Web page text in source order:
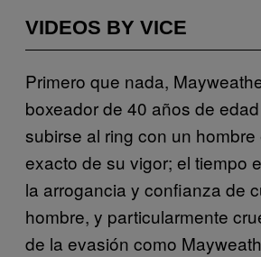
VIDEOS BY VICE
Primero que nada,
boxeador de 40 años de
subirse al ring con un
exacto de su vigor; el tiempo
la arrogancia y confianza de
hombre, y particularmente
de la evasión como